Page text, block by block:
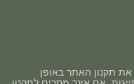
תקנון האתר באופן